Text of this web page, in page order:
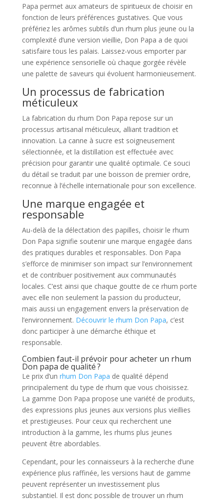
Papa permet aux amateurs de spiritueux de choisir en
fonction de leurs préférences gustatives. Que vous
préfériez les arômes subtils d’un rhum plus jeune ou la
complexité d’une version vieillie, Don Papa a de quoi
satisfaire tous les palais. Laissez-vous emporter par
une expérience sensorielle où chaque gorgée révèle
une palette de saveurs qui évoluent harmonieusement.
Un processus de fabrication
méticuleux
La fabrication du rhum Don Papa repose sur un
processus artisanal méticuleux, alliant tradition et
innovation. La canne à sucre est soigneusement
sélectionnée, et la distillation est effectuée avec
précision pour garantir une qualité optimale. Ce souci
du détail se traduit par une boisson de premier ordre,
reconnue à l’échelle internationale pour son excellence.
Une marque engagée et
responsable
Au-delà de la délectation des papilles, choisir le rhum
Don Papa signifie soutenir une marque engagée dans
des pratiques durables et responsables. Don Papa
s’efforce de minimiser son impact sur l’environnement
et de contribuer positivement aux communautés
locales. C’est ainsi que chaque goutte de ce rhum porte
avec elle non seulement la passion du producteur,
mais aussi un engagement envers la préservation de
l’environnement. Découvrir le rhum Don Papa, c’est
donc participer à une démarche éthique et
responsable.
Combien faut-il prévoir pour acheter un rhum
Don papa de qualité ?
Le prix d’un rhum Don Papa de qualité dépend
principalement du type de rhum que vous choisissez.
La gamme Don Papa propose une variété de produits,
des expressions plus jeunes aux versions plus vieillies
et prestigieuses. Pour ceux qui recherchent une
introduction à la gamme, les rhums plus jeunes
peuvent être abordables.
Cependant, pour les connaisseurs à la recherche d’une
expérience plus raffinée, les versions haut de gamme
peuvent représenter un investissement plus
substantiel. Il est donc possible de trouver un rhum